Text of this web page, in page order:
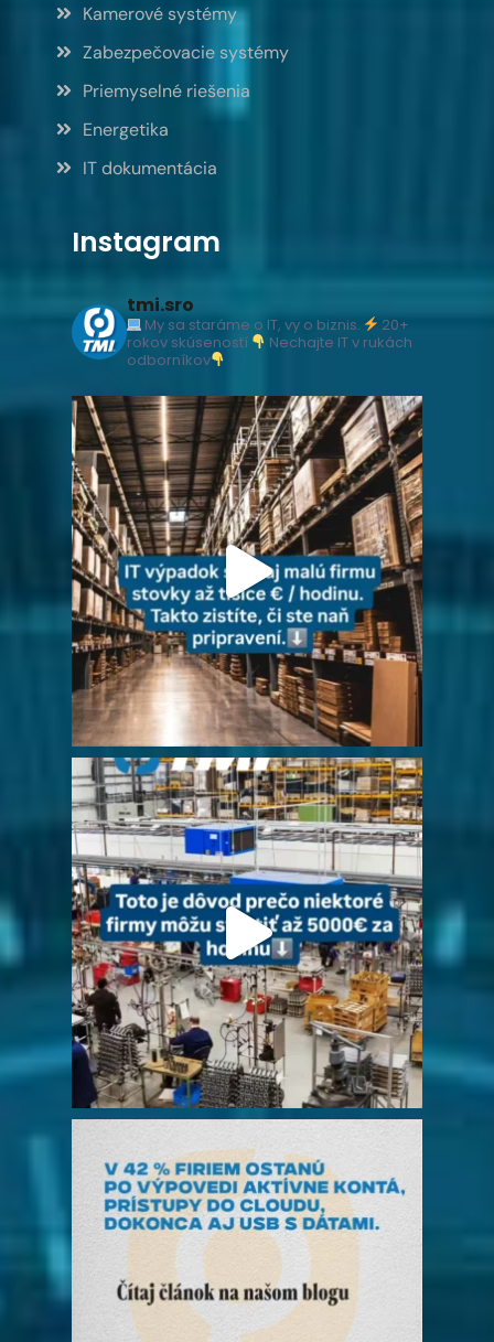
Kamerové systémy
Zabezpečovacie systémy
Priemyselné riešenia
Energetika
IT dokumentácia
Instagram
tmi.sro
My sa staráme o IT, vy o biznis.
20+
rokov skúseností
Nechajte IT v rukách
odborníkov